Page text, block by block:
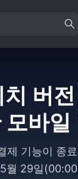
버
바일
기능이 종
월 29일